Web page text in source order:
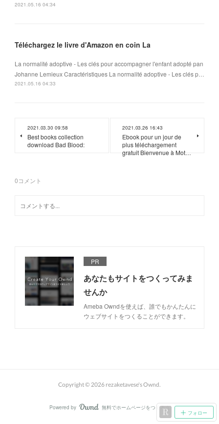
2021.05.16 04:34
Téléchargez le livre d'Amazon en coin La
La normalité adoptive - Les clés pour accompagner l'enfant adopté pan
Johanne Lemieux Caractéristiques La normalité adoptive - Les clés p…
2021.05.16 04:33
2021.03.30 09:58
Best books collection
download Bad Blood:
2021.03.26 16:43
Ebook pour un jour de
plus téléchargement
gratuit Bienvenue à Mot…
0コメント
PR
あなたもサイトをつくってみま
せんか
Ameba Owndを使えば、誰でもかんたんに
ウェブサイトをつくることができます。
フォロー
Copyright © 2026 rezaketavese's Ownd.
Powered by AmebaOwnd
無料でホームページをつくろう